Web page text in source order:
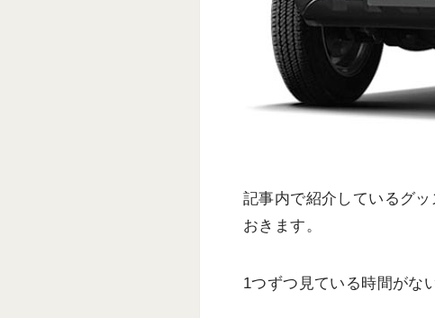
記事内で紹介しているグ
おきます。
1つずつ見ている時間がな